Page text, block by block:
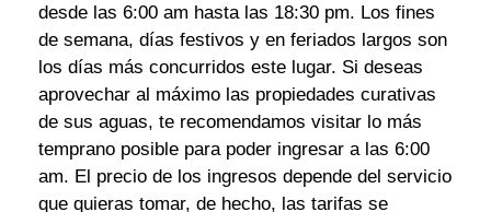
desde las 6:00 am hasta las 18:30 pm. Los fines
de semana, días festivos y en feriados largos son
los días más concurridos este lugar. Si deseas
aprovechar al máximo las propiedades curativas
de sus aguas, te recomendamos visitar lo más
temprano posible para poder ingresar a las 6:00
am. El precio de los ingresos depende del servicio
que quieras tomar, de hecho, las tarifas se